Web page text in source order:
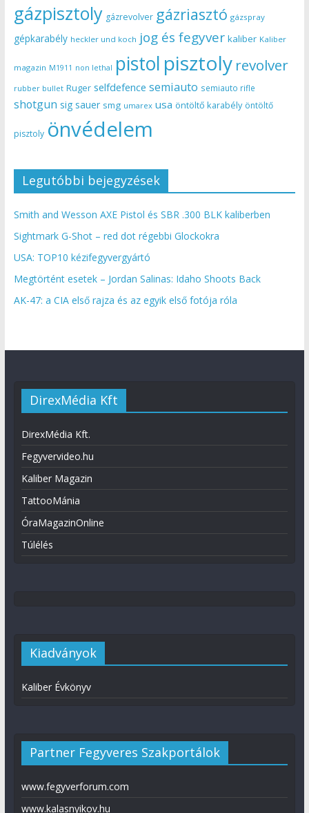
gázpisztoly gázrevolver gázriasztó gázspray
gépkarabély heckler und koch jog és fegyver kaliber Kaliber
magazin M1911 non lethal pistol pisztoly revolver
rubber bullet Ruger selfdefence semiauto semiauto rifle
shotgun sig sauer smg umarex usa öntöltő karabély öntöltő
pisztoly önvédelem
Legutóbbi bejegyzések
Smith and Wesson AXE Pistol és SBR .300 BLK kaliberben
Sightmark G-Shot – red dot régebbi Glockokra
USA: TOP10 kézifegyvergyártó
Megtörtént esetek – Jordan Salinas: Idaho Shoots Back
AK-47: a CIA első rajza és az egyik első fotója róla
DirexMédia Kft
DirexMédia Kft.
Fegyvervideo.hu
Kaliber Magazin
TattooMánia
ÓraMagazinOnline
Túlélés
Kiadványok
Kaliber Évkönyv
Partner Fegyveres Szakportálok
www.fegyverforum.com
www.kalasnyikov.hu